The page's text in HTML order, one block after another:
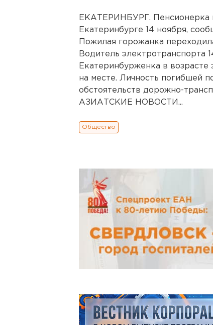
ЕКАТЕРИНБУРГ. Пенсионерка
Екатеринбурге 14 ноября,
Пожилая горожанка
Водитель электротранспорта
Екатеринбурженка в возрасте
на месте. Личность погибшей
обстоятельств дорожно-
АЗИАТСКИЕ НОВОСТИ...
Общество